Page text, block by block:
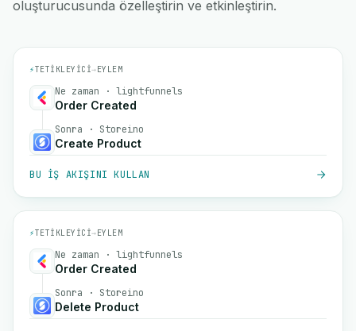
oluşturucusunda özelleştirin ve etkinleştirin.
⚡TETIKLEYICI→EYLEM
Ne zaman · lightfunnels
Order Created
Sonra · Storeino
Create Product
BU IŞ AKIŞINI KULLAN
⚡TETIKLEYICI→EYLEM
Ne zaman · lightfunnels
Order Created
Sonra · Storeino
Delete Product